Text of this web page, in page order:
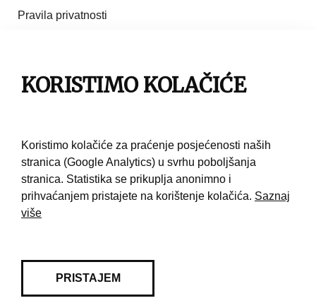
Pravila privatnosti
Pravila korištenja
KORISTIMO KOLAČIĆE
Koristimo kolačiće za praćenje posjećenosti naših
stranica (Google Analytics) u svrhu poboljšanja
stranica. Statistika se prikuplja anonimno i
prihvaćanjem pristajete na korištenje kolačića. Saznaj
više
PRISTAJEM